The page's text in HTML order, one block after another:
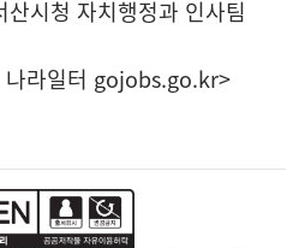
시청 자치행정과 인사팀
라일터 gojobs.go.kr>